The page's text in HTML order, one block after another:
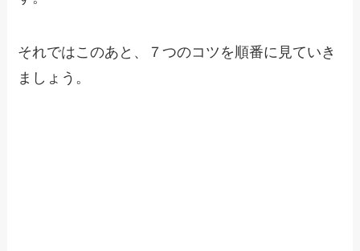
それではこのあと、７つのコツを順番に見ていき
ましょう。